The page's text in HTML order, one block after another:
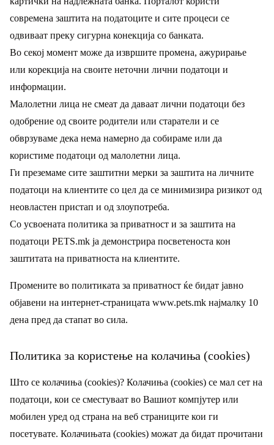
современа заштита на податоците и сите процеси се
одвиваат преку сигурна конекција со банката.
Во секој момент може да извршите промена, ажурирање
или корекција на своите неточни лични податоци и
информации.
Малолетни лица не смеат да даваат лични податоци без
одобрение од своите родители или старатели и се
обврзуваме дека нема намерно да собираме или да
користиме податоци од малолетни лица.
Ги преземаме сите заштитни мерки за заштита на личните
податоци на клиентите со цел да се минимизира ризикот од
неовластен пристап и од злоупотреба.
Со усвоената политика за приватност и за заштита на
податоци PETS.mk ја демонстрира посветеноста кон
заштитата на приватноста на клиентите.
Промените во политиката за приватност ќе бидат јавно
објавени на интернет-страницатa www.pets.mk најмалку 10
дена пред да стапат во сила.
Политика за користење на колачиња (cookies)
Што се колачиња (cookies)? Колачиња (cookies) се мал сет на
податоци, кои се сместуваат во Вашиот компјутер или
мобилен уред од страна на веб страниците кои ги
посетувате. Колачињата (cookies) можат да бидат прочитани